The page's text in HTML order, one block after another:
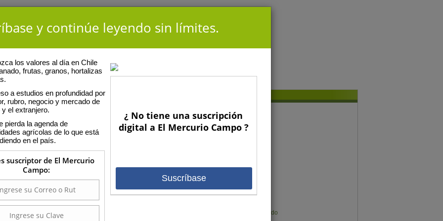
en Frutales, de Inacap, y gerente de Comercial Ovalle Ltda.
agrícolas en Chile, Perú y Argentina. Previamente se
gerente de Viveros Requínoa y asistente de Viveros Rancagua.
Economía y gestión
Gregorio Billikopf
Gonzalo Muñoz
Karen Meier Mellado
y continúe leyendo sin límites.
los valores al día en Chile
frutas, granos, hortalizas
a estudios en profundidad por
rubro, negocio y mercado de
y el extranjero.
pierda la agenda de
agrícolas de lo que está
en el país.
suscriptor de El Mercurio
Campo:
¿ No tiene una suscripción
digital a El Mercurio Campo ?
Suscríbase